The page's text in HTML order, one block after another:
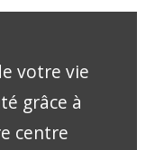
votre vie
grâce à
centre